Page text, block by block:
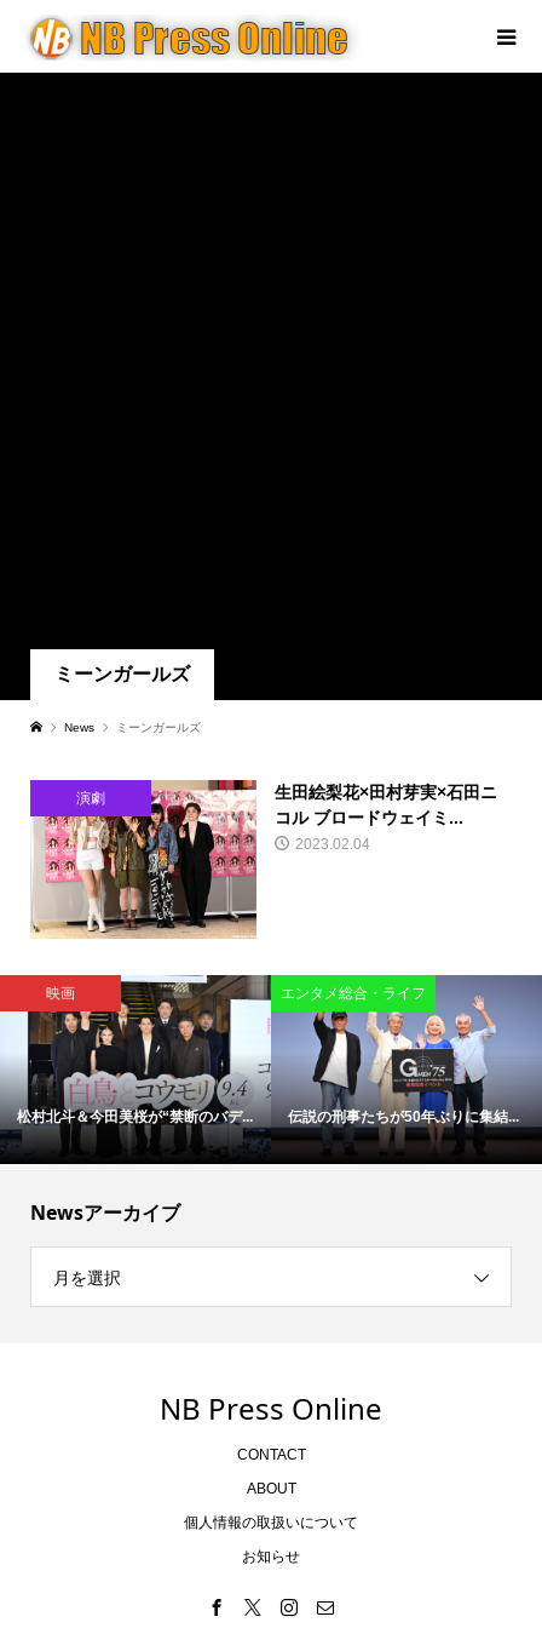
ミーンガールズ
News ミーンガールズ
演劇
生田絵梨花×田村芽実×石田ニ
コル ブロードウェイミ...
2023.02.04
映画
松村北斗＆今田美桜が“禁断のバデ...
エンタメ総合・ライフ
伝説の刑事たちが50年ぶりに集結...
Newsアーカイブ
月を選択
NB Press Online
CONTACT
ABOUT
個人情報の取扱いについて
お知らせ